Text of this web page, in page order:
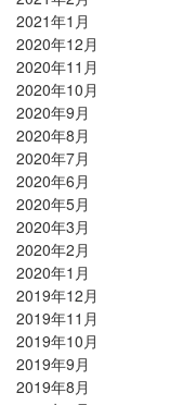
2021年1月
2020年12月
2020年11月
2020年10月
2020年9月
2020年8月
2020年7月
2020年6月
2020年5月
2020年3月
2020年2月
2020年1月
2019年12月
2019年11月
2019年10月
2019年9月
2019年8月